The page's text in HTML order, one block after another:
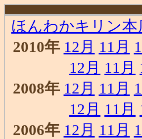
ほんわかキリン本
2010年 12月 11月
12月 11月
2008年 12月 11月
12月 11月
2006年 12月 11月